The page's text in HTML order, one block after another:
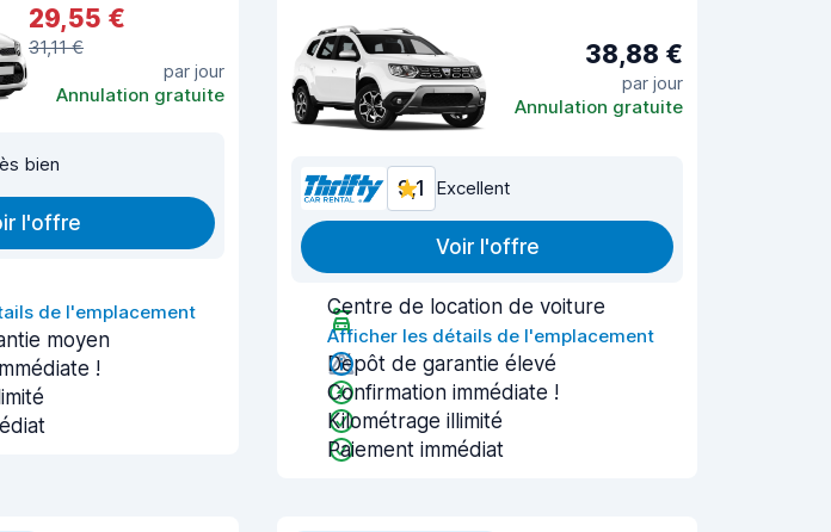
29,55 €
31,11 €
par jour
Annulation gratuite
bien
l'offre
de l'emplacement
moyen
!
38,88 €
par jour
Annulation gratuite
9,1 Excellent
Voir l'offre
Centre de location de voiture
Afficher les détails de l'emplacement
Dépôt de garantie élevé
Confirmation immédiate !
Kilométrage illimité
Paiement immédiat